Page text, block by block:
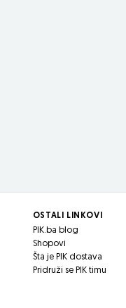
OSTALI LINKOVI
PIK.ba blog
Shopovi
Šta je PIK dostava
Pridruži se PIK timu